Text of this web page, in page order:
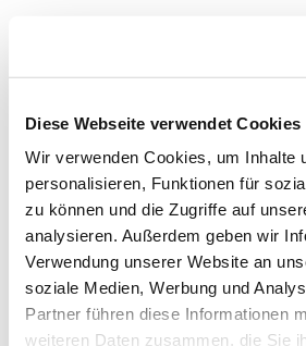
Diese Webseite verwendet Cookies
Wir verwenden Cookies, um Inhalte
personalisieren, Funktionen für
zu können und die Zugriffe auf
analysieren. Außerdem geben wir
Verwendung unserer Website an
soziale Medien, Werbung und
Partner führen diese Informationen
weiteren Daten zusammen, die Sie